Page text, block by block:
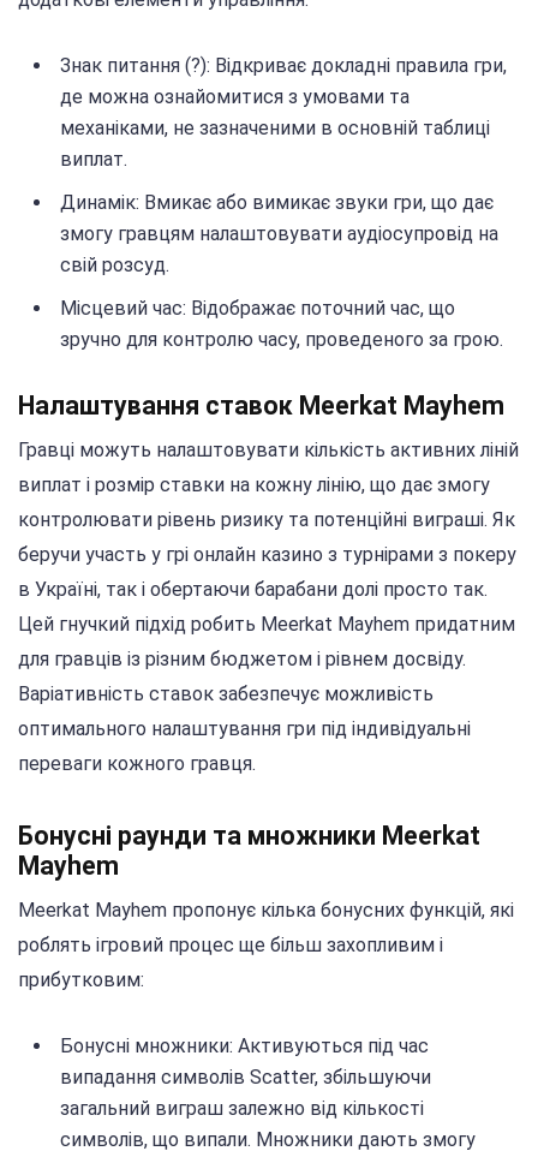
Знак питання (?): Відкриває докладні правила гри,
де можна ознайомитися з умовами та
механіками, не зазначеними в основній таблиці
виплат.
Динамік: Вмикає або вимикає звуки гри, що дає
змогу гравцям налаштовувати аудіосупровід на
свій розсуд.
Місцевий час: Відображає поточний час, що
зручно для контролю часу, проведеного за грою.
Налаштування ставок Meerkat Mayhem
Гравці можуть налаштовувати кількість активних ліній
виплат і розмір ставки на кожну лінію, що дає змогу
контролювати рівень ризику та потенційні виграші. Як
беручи участь у грі онлайн казино з турнірами з покеру
в Україні, так і обертаючи барабани долі просто так.
Цей гнучкий підхід робить Meerkat Mayhem придатним
для гравців із різним бюджетом і рівнем досвіду.
Варіативність ставок забезпечує можливість
оптимального налаштування гри під індивідуальні
переваги кожного гравця.
Бонусні раунди та множники Meerkat
Mayhem
Meerkat Mayhem пропонує кілька бонусних функцій, які
роблять ігровий процес ще більш захопливим і
прибутковим:
Бонусні множники: Активуються під час
випадання символів Scatter, збільшуючи
загальний виграш залежно від кількості
символів, що випали. Множники дають змогу